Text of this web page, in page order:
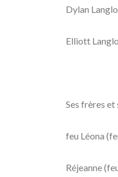
Dylan
Elliott
Ses frères
feu Léona
Réjeanne